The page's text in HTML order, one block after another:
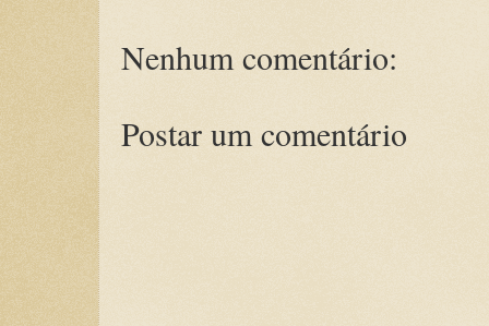
Nenhum comentário:
Postar um comentário